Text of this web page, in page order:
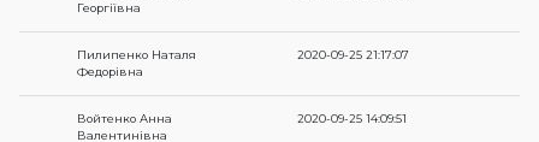
Георгіївна
Пилипенко Наталя
Федорівна
2020-09-25 21:17:07
Войтенко Анна
Валентинівна
2020-09-25 14:09:51